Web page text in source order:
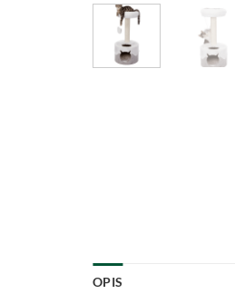
OPIS